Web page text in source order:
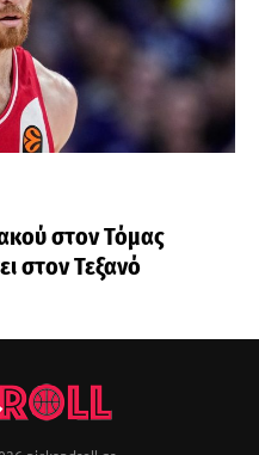
στον Τόμας
στον Τεξανό